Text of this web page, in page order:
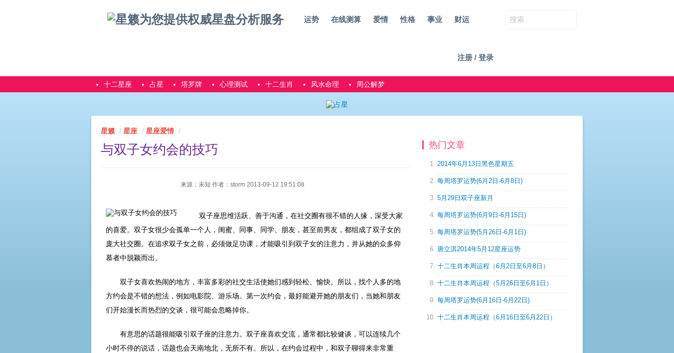
运势 在线测算 爱情 性格 事业 财运
注册 / 登录
十二星座 占星 塔罗牌 心理测试 十二生肖 风水命理 周公解梦
星籁 星座 星座爱情
与双子女约会的技巧
来源：未知 作者：storm 2013-09-12 19:51:08
双子座思维活跃、善于沟通，在社交圈有很不错的人缘，深受大家
的喜爱。双子女很少会孤单一个人，闺蜜、同事、同学、朋友，甚至前男友，都组成了双子女的
庞大社交圈。在追求双子女之前，必须做足功课，才能吸引到双子女的注意力，并从她的众多仰
慕者中脱颖而出。
双子女喜欢热闹的地方，丰富多彩的社交生活使她们感到轻松、愉快。所以，找个人多的地
方约会是不错的想法，例如电影院、游乐场。第一次约会，最好能避开她的朋友们，当她和朋友
们开始漫长而热烈的交谈，很可能会忽略掉你。
有意思的话题很能吸引双子座的注意力。双子座喜欢交流，通常都比较健谈，可以连续几个
小时不停的说话，话题也会天南地北，无所不有。所以，在约会过程中，和双子聊得来非常重
热门文章
2014年6月13日黑色星期五
每周塔罗运势(6月2日-6月8日)
5月29日双子座新月
每周塔罗运势(6月9日-6月15日)
每周塔罗运势(5月26日-6月1日)
唐立淇2014年5月12星座运势
十二生肖本周运程（6月2日至6月8日）
十二生肖本周运程（5月26日至6月1日）
每周塔罗运势(6月16日-6月22日)
十二生肖本周运程（6月16日至6月22日）